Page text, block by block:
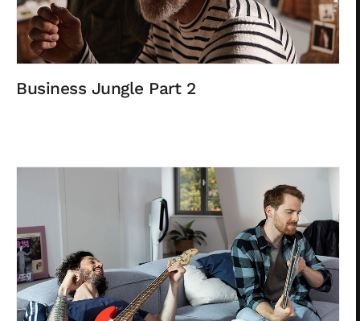
Business Jungle Part 2